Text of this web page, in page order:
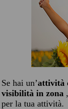
Se hai un’attività
visibilità in zona
per la tua attività.